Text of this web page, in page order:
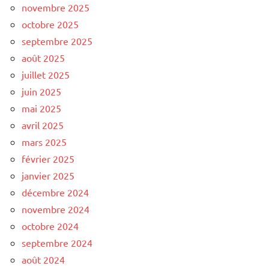
novembre 2025
octobre 2025
septembre 2025
août 2025
juillet 2025
juin 2025
mai 2025
avril 2025
mars 2025
février 2025
janvier 2025
décembre 2024
novembre 2024
octobre 2024
septembre 2024
août 2024